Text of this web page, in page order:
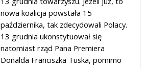
nowa koalicja powstała 15
października, tak zdecydowali Polacy.
13 grudnia ukonstytuował się
natomiast rząd Pana Premiera
Donalda Franciszka Tuska, pomimo